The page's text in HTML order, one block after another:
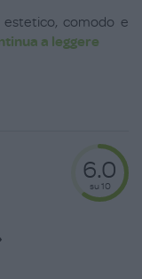
comodo e
a leggere
6.0
su 10